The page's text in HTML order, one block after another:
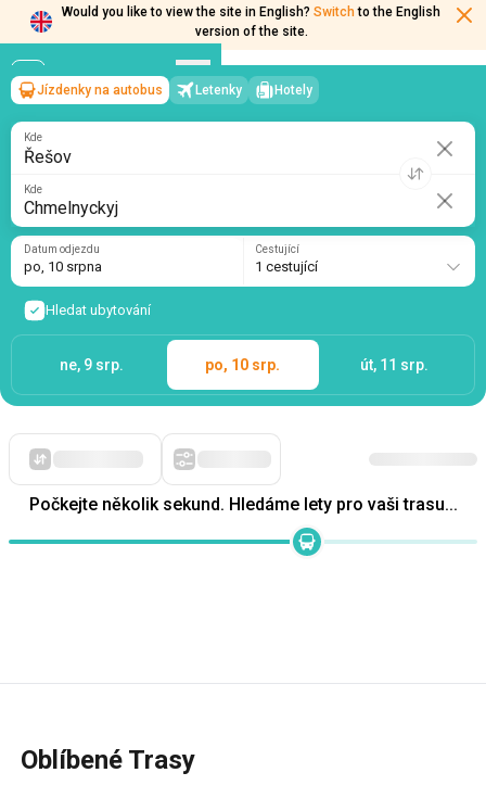
Would you like to view the site in English? Switch to the English
version of the site.
Řešov→Chmelnyckyj
po, 10 srpna/1 cestující
Jízdenky na autobus Letenky Hotely
Kde
Kde
Datum odjezdu
po, 10 srpna
Cestující
1 cestující
Hledat ubytování
ne, 9 srp. po, 10 srp. út, 11 srp.